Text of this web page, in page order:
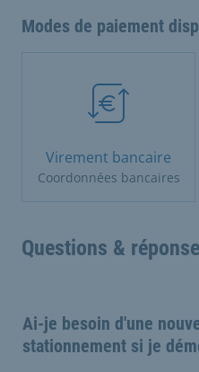
Modes de paiement
Virement bancaire
Coordonnées bancaires
Questions &
Ai-je besoin d'une
stationnement si je